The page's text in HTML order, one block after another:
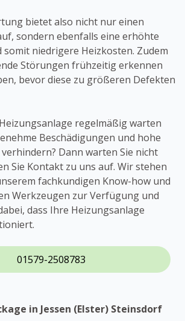
bietet also nicht nur einen
sondern ebenfalls eine erhöhte
somit niedrigere Heizkosten. Zudem
Störungen frühzeitig erkennen
bevor diese zu größeren Defekten
regelmäßig warten
Beschädigungen und hohe
Dann warten Sie nicht
Sie Kontakt zu uns auf. Wir stehen
fachkundigen Know-how und
Werkzeugen zur Verfügung und
dass Ihre Heizungsanlage
01579-2508783
in Jessen (Elster) Steinsdorf